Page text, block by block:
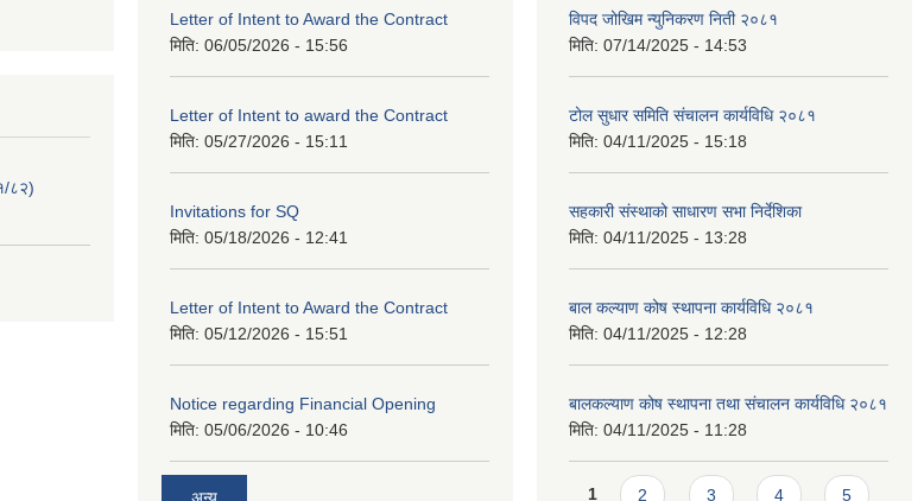
८२)
Letter of Intent to Award the Contract
मिति: 06/05/2026 - 15:56
Letter of Intent to award the Contract
मिति: 05/27/2026 - 15:11
Invitations for SQ
मिति: 05/18/2026 - 12:41
Letter of Intent to Award the Contract
मिति: 05/12/2026 - 15:51
Notice regarding Financial Opening
मिति: 05/06/2026 - 10:46
अन्य
विपद जोखिम न्युनिकरण निती २०८१
मिति: 07/14/2025 - 14:53
टोल सुधार समिति संचालन कार्यविधि २०८१
मिति: 04/11/2025 - 15:18
सहकारी संस्थाको साधारण सभा निर्देशिका
मिति: 04/11/2025 - 13:28
बाल कल्याण कोष स्थापना कार्यविधि २०८१
मिति: 04/11/2025 - 12:28
बालकल्याण कोष स्थापना तथा संचालन कार्यविधि २०८१
मिति: 04/11/2025 - 11:28
Pages
1 2 3 4 5